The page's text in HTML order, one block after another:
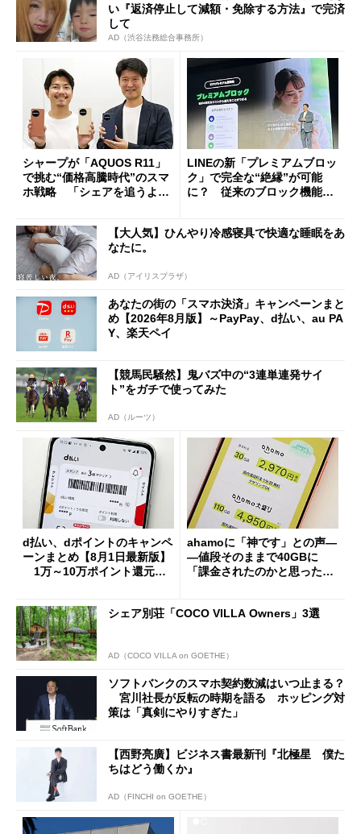
い『返済停止して減額・免除する方法』で完済
して
AD（渋谷法務総合事務所）
シャープが「AQUOS R11」
で挑む“価格高騰時代”のスマ
ホ戦略 「シェアを追うより
LINEの新「プレミアムブロッ
ク」で完全な“絶縁”が可能
に？ 従来のブロック機能と
【大人気】ひんやり冷感寝具で快適な睡眠をあ
なたに。
AD（アイリスプラザ）
あなたの街の「スマホ決済」キャンペーンまと
め【2026年8月版】～PayPay、d払い、au PA
Y、楽天ペイ
【競馬民騒然】鬼バズ中の“3連単連発サイ
ト”をガチで使ってみた
AD（ルーツ）
d払い、dポイントのキャンペ
ーンまとめ【8月1日最新版】
1万～10万ポイント還元の
ahamoに「神です」との声―
―値段そのままで40GBに
「課金されたのかと思った」
シェア別荘「COCO VILLA Owners」3選
AD（COCO VILLA on GOETHE）
ソフトバンクのスマホ契約数減はいつ止まる？
宮川社長が反転の時期を語る ホッピング対
策は「真剣にやりすぎた」
【西野亮廣】ビジネス書最新刊『北極星 僕た
ちはどう働くか』
AD（FINCHI on GOETHE）